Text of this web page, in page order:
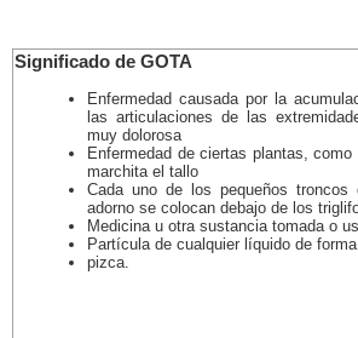
Significado de GOTA
Enfermedad causada por la
las articulaciones de las
muy dolorosa
Enfermedad de ciertas plantas,
marchita el tallo
Cada uno de los pequeños
adorno se colocan debajo de los
Medicina u otra sustancia tomada o
Partícula de cualquier líquido de
pizca.